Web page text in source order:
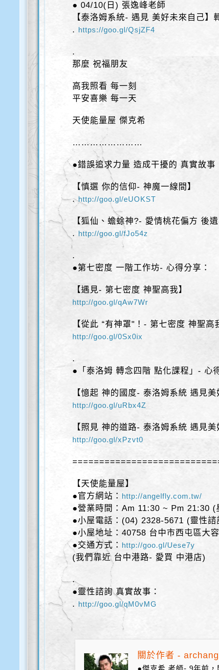
● 04/10(日) 張逸峰老師
【泰洛姆系統- 遇見 美好未來自己
. https://goo.gl/QsjZF4
.
那麼 祝福朋友
高我照看 每一刻
平安喜樂 每一天
天使能量屋 傑克希
……………………
●錯誤追求力量 造成干擾的 真實故事
【慎選 你的信仰- 神魔一線間】
.http://goo.gl/eUOKST
【狐仙、蟾蜍神?- 愛情桃花偏方 後
. http://goo.gl/fJo54z
.
●第七密度 一階工作坊- 心得分享：
【遇見- 第七密度 神聖高我】
http://goo.gl/qAw7Wr
【從此 “有神罩"！- 第七密度 神聖高
http://goo.gl/0Sx0ix
.
●「泰洛姆 轉念四階 點化課程」- 心
【憶起 神的國度- 泰洛姆系統 遇見
http://goo.gl/uRbx4Z
【照見 神的道路- 泰洛姆系統 遇見
http://goo.gl/xPzvt0
【天使能量屋】
●官方網站： http://angelfly.com.tw/
●營業時間：Am 11:30 ~ Pm 21:30 (
●小屋電話：(04) 2328-5671 (靈性
●小屋地址：40758 台中市西屯區大
●交通方式： http://goo.gl/Uese7y
(我們靠近 台中港路- 愛買 中港店)
.
●靈性諮詢 真實故事：
. http://goo.gl/qM0vMG
關於作者 -
●傑克希 老師- 9年前